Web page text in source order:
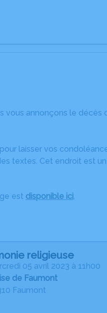
vous annonçons le
laisser vos
textes. Cet endroit est
est disponible ici.
religieuse
05 avril 2023 à 11h00
de Faumont
Faumont